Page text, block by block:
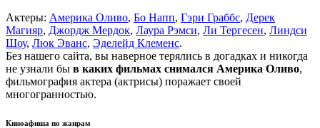
Актеры: Америка Оливо, Бо Напп, Гэри Граббс, Дерек
Магияр, Джордж Мердок, Лаура Рэмси, Ли Тергесен, Линдси
Шоу, Люк Эванс, Эделейд Клеменс.
Без нашего сайта, вы наверное терялись в догадках и никогда
не узнали бы в каких фильмах снимался Америка Оливо,
фильмография актера (актрисы) поражает своей
многогранностью.
Киноафиша по жанрам